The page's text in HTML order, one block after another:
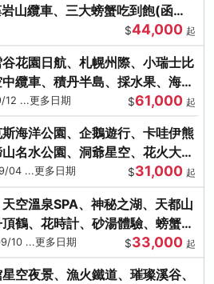
山纜車、三大螃蟹吃到飽(函館/
$44,000 起
花園日航、札幌州際、小瑞士比
纜車、積丹半島、採水果、海鮮
...更多日期 $61,000 起
海洋公園、企鵝遊行、卡哇伊熊
名水公園、洞爺星空、花火大
04 ...更多日期 $31,000 起
空溫泉SPA、神秘之湖、天都山
鶴、花時計、砂湯體驗、螃蟹吃
10 ...更多日期 $33,000 起
空夜景、漁火鐵道、璀璨溪谷、